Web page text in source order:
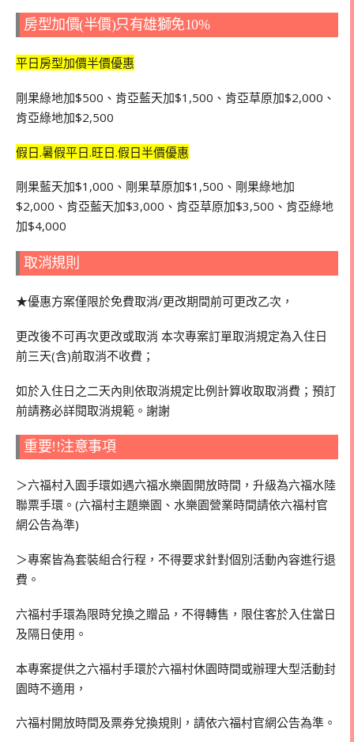
房型加價(半價)只有雄獅免10%
平日房型加價半價優惠
剛果綠地加$500、肯亞藍天加$1,500、肯亞草原加$2,000、
肯亞綠地加$2,500
假日.暑假平日.旺日.假日半價優惠
剛果藍天加$1,000、剛果草原加$1,500、剛果綠地加
$2,000、肯亞藍天加$3,000、肯亞草原加$3,500、肯亞綠地
加$4,000
取消規則
★優惠方案僅限於免費取消/更改期間前可更改乙次，
更改後不可再次更改或取消 本次專案訂單取消規定為入住日
前三天(含)前取消不收費；
如於入住日之二天內則依取消規定比例計算收取取消費；預訂
前請務必詳閱取消規範。謝謝
重要!!注意事項
＞六福村入園手環如遇六福水樂園開放時間，升級為六福水陸
聯票手環。(六福村主題樂園、水樂園營業時間請依六福村官
網公告為準)
＞專案皆為套裝組合行程，不得要求針對個別活動內容進行退
費。
六福村手環為限時兌換之贈品，不得轉售，限住客於入住當日
及隔日使用。
本專案提供之六福村手環於六福村休園時間或辦理大型活動封
園時不適用，
六福村開放時間及票券兌換規則，請依六福村官網公告為準。